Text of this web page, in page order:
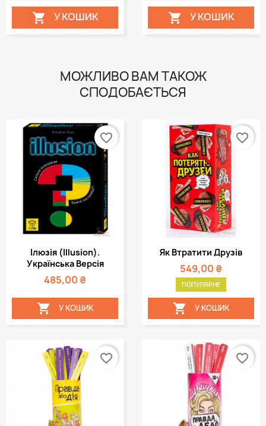
 У КОШИК  У КОШИК
МОЖЛИВО ВАМ ТАКОЖ
СПОДОБАЄТЬСЯ
Ілюзія (Illusion).
Українська Версія
485,00 ₴
 У КОШИК
favorite_border
Як Втратити Друзів
549,00 ₴
ПОПУЛЯРНЕ
 У КОШИК
favorite_border
favorite_border favorite_border